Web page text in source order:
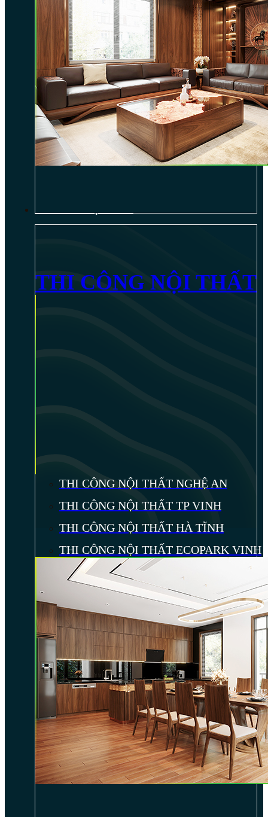
THI CÔNG NỘI THẤT
THI CÔNG NỘI THẤT NGHỆ AN
THI CÔNG NỘI THẤT TP VINH
THI CÔNG NỘI THẤT HÀ TĨNH
THI CÔNG NỘI THẤT ECOPARK VINH